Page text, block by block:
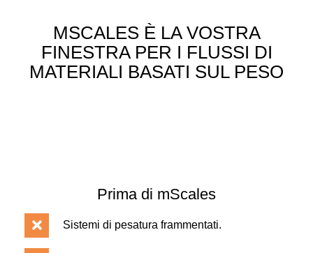
MSCALES È LA VOSTRA
FINESTRA PER I FLUSSI DI
MATERIALI BASATI SUL PESO
Prima di mScales
Sistemi di pesatura frammentati.